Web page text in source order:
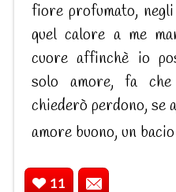
fiore profumato,
quel calore a me
cuore affinchè io
solo amore, fa
chiederò perdono, se
amore buono, un
11